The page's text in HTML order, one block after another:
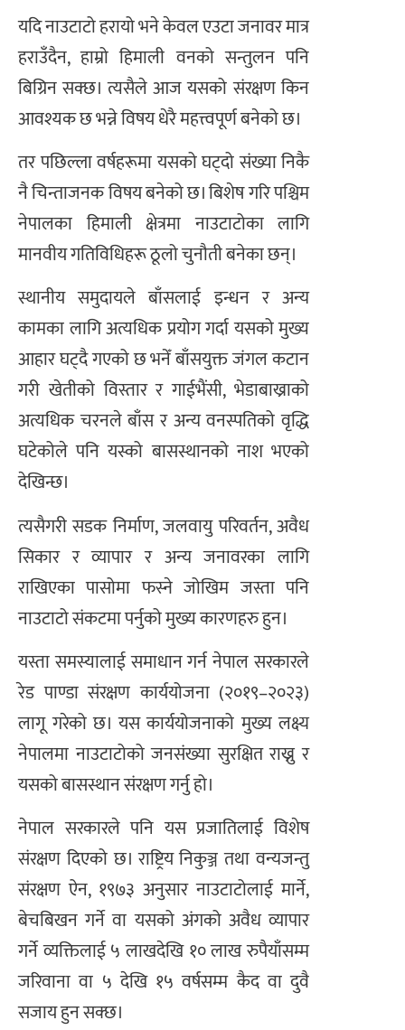
यदि नाउटाटो हरायो भने केवल एउटा जनावर मात्र
हराउँदैन, हाम्रो हिमाली वनको सन्तुलन पनि
बिग्रिन सक्छ। त्यसैले आज यसको संरक्षण किन
आवश्यक छ भन्ने विषय धेरै महत्त्वपूर्ण बनेको छ।
तर पछिल्ला वर्षहरूमा यसको घट्दो संख्या निकै
नै चिन्ताजनक विषय बनेको छ। बिशेष गरि पश्चिम
नेपालका हिमाली क्षेत्रमा नाउटाटोका लागि
मानवीय गतिविधिहरू ठूलो चुनौती बनेका छन्।
स्थानीय समुदायले बाँसलाई इन्धन र अन्य
कामका लागि अत्यधिक प्रयोग गर्दा यसको मुख्य
आहार घट्दै गएको छ भनेँ बाँसयुक्त जंगल कटान
गरी खेतीको विस्तार र गाईभैंसी, भेडाबाख्राको
अत्यधिक चरनले बाँस र अन्य वनस्पतिको वृद्धि
घटेकोले पनि यस्को बासस्थानको नाश भएको
देखिन्छ।
त्यसैगरी सडक निर्माण, जलवायु परिवर्तन, अवैध
सिकार र व्यापार र अन्य जनावरका लागि
राखिएका पासोमा फस्ने जोखिम जस्ता पनि
नाउटाटो संकटमा पर्नुको मुख्य कारणहरु हुन।
यस्ता समस्यालाई समाधान गर्न नेपाल सरकारले
रेड पाण्डा संरक्षण कार्ययोजना (२०१९–२०२३)
लागू गरेको छ। यस कार्ययोजनाको मुख्य लक्ष्य
नेपालमा नाउटाटोको जनसंख्या सुरक्षित राख्नु र
यसको बासस्थान संरक्षण गर्नु हो।
नेपाल सरकारले पनि यस प्रजातिलाई विशेष
संरक्षण दिएको छ। राष्ट्रिय निकुञ्ज तथा वन्यजन्तु
संरक्षण ऐन, १९७३ अनुसार नाउटाटोलाई मार्ने,
बेचबिखन गर्ने वा यसको अंगको अवैध व्यापार
गर्ने व्यक्तिलाई ५ लाखदेखि १० लाख रुपैयाँसम्म
जरिवाना वा ५ देखि १५ वर्षसम्म कैद वा दुवै
सजाय हुन सक्छ।